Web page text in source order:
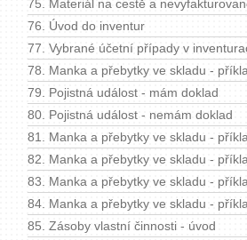
75. Materiál na cestě a
76. Úvod do inventur
77. Vybrané účetní případy v
78. Manka a přebytky ve skladu -
79. Pojistná událost - mám doklad
80. Pojistná událost - nemám doklad
81. Manka a přebytky ve skladu -
82. Manka a přebytky ve skladu -
83. Manka a přebytky ve skladu -
84. Manka a přebytky ve skladu -
85. Zásoby vlastní činnosti - úvod